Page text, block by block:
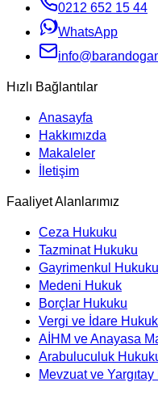
0212 652 15 44
WhatsApp
Hızlı Bağlantılar
Anasayfa
Hakkımızda
Makaleler
İletişim
Faaliyet Alanlarımız
Ceza Hukuku
Tazminat Hukuku
Gayrimenkul Hukuku
Medeni Hukuk
Borçlar Hukuku
Vergi ve İdare
AİHM ve Anayasa
Arabuluculuk
Mevzuat ve Yargıtay